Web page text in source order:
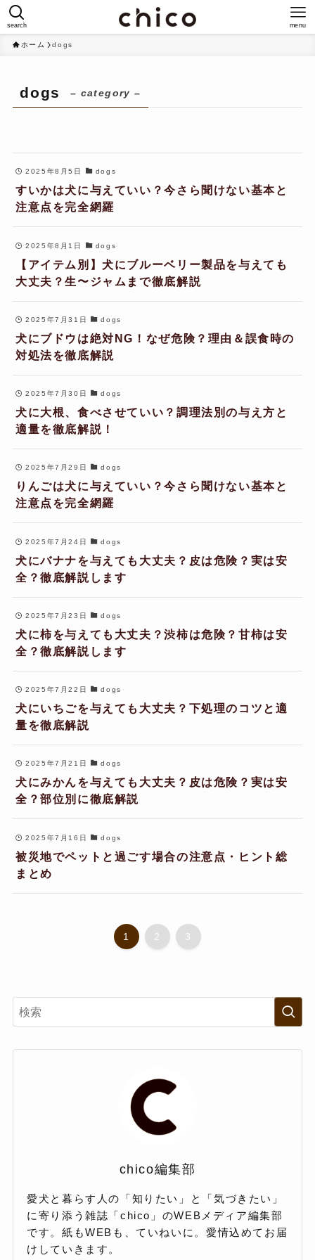
search menu
ホーム dogs
dogs – category –
2025年8月5日 dogs
すいかは犬に与えていい？今さら聞けない基本と
注意点を完全網羅
2025年8月1日 dogs
【アイテム別】犬にブルーベリー製品を与えても
大丈夫？生〜ジャムまで徹底解説
2025年7月31日 dogs
犬にブドウは絶対NG！なぜ危険？理由＆誤食時の
対処法を徹底解説
2025年7月30日 dogs
犬に大根、食べさせていい？調理法別の与え方と
適量を徹底解説！
2025年7月29日 dogs
りんごは犬に与えていい？今さら聞けない基本と
注意点を完全網羅
2025年7月24日 dogs
犬にバナナを与えても大丈夫？皮は危険？実は安
全？徹底解説します
2025年7月23日 dogs
犬に柿を与えても大丈夫？渋柿は危険？甘柿は安
全？徹底解説します
2025年7月22日 dogs
犬にいちごを与えても大丈夫？下処理のコツと適
量を徹底解説
2025年7月21日 dogs
犬にみかんを与えても大丈夫？皮は危険？実は安
全？部位別に徹底解説
2025年7月16日 dogs
被災地でペットと過ごす場合の注意点・ヒント総
まとめ
1 2 3
chico編集部
愛犬と暮らす人の「知りたい」と「気づきたい」
に寄り添う雑誌「chico」のWEBメディア編集部
です。紙もWEBも、ていねいに。愛情込めてお届
けしていきます。